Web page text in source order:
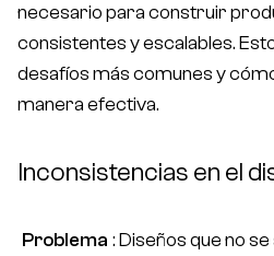
necesario para construir
consistentes y escalables.
desafíos más comunes y
manera efectiva.
Inconsistencias en el
Problema : Diseños que no